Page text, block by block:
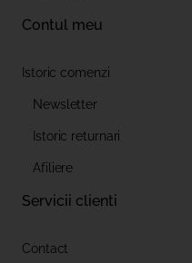
Contul meu
Istoric comenzi
Newsletter
Istoric returnari
Afiliere
Servicii clienti
Contact